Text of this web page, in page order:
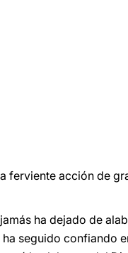
ferviente acción de
ha dejado de
seguido confiando